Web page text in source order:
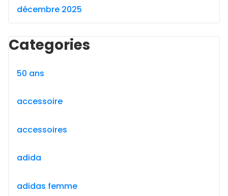
décembre 2025
Categories
50 ans
accessoire
accessoires
adida
adidas femme